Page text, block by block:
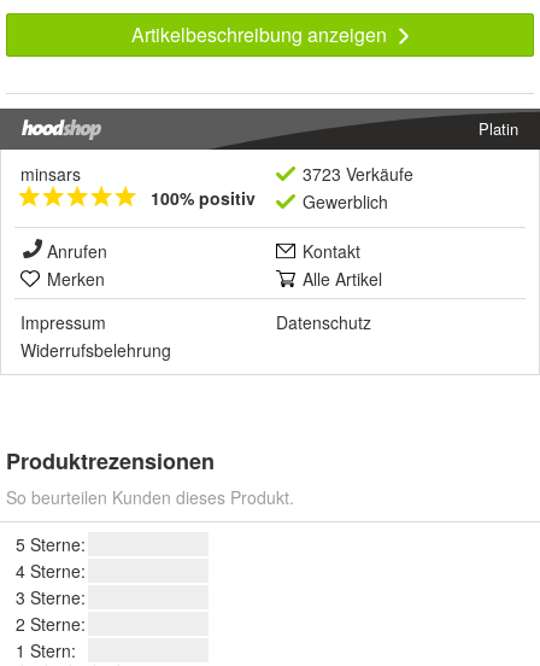
Artikelbeschreibung anzeigen
Platin
minsars
100% positiv
3723 Verkäufe
Gewerblich
Anrufen
Kontakt
Merken
Alle Artikel
Impressum
Datenschutz
Widerrufsbelehrung
Produktrezensionen
So beurteilen Kunden dieses Produkt.
5 Sterne:
4 Sterne:
3 Sterne:
2 Sterne:
1 Stern: